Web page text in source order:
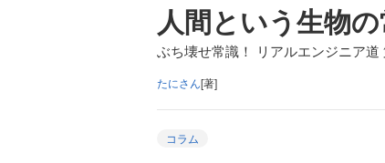
人間という生物
ぶち壊せ常識！ リアルエンジニア道
たにさん[著]
コラム